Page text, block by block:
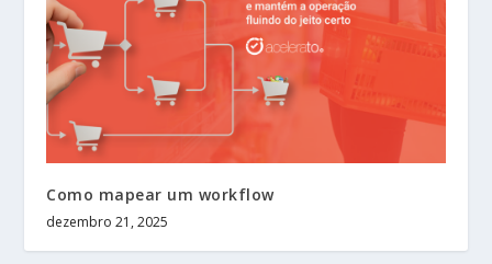
Como mapear um workflow
dezembro 21, 2025